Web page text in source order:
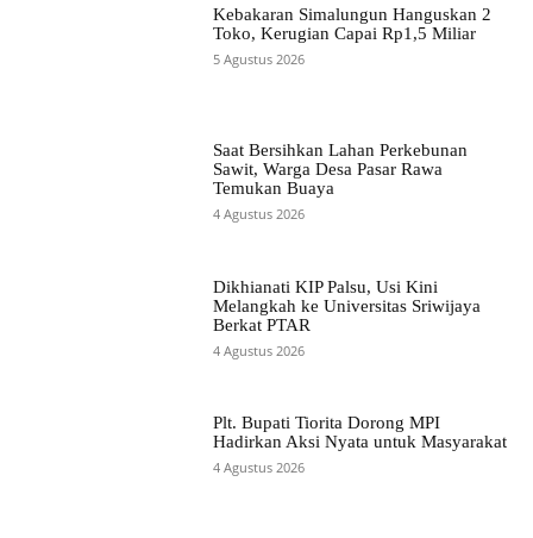
Kebakaran Simalungun Hanguskan 2
Toko, Kerugian Capai Rp1,5 Miliar
5 Agustus 2026
Saat Bersihkan Lahan Perkebunan
Sawit, Warga Desa Pasar Rawa
Temukan Buaya
4 Agustus 2026
Dikhianati KIP Palsu, Usi Kini
Melangkah ke Universitas Sriwijaya
Berkat PTAR
4 Agustus 2026
Plt. Bupati Tiorita Dorong MPI
Hadirkan Aksi Nyata untuk Masyarakat
4 Agustus 2026